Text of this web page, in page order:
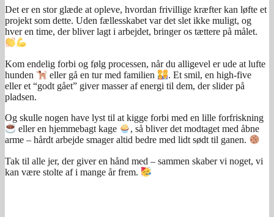
Det er en stor glæde at opleve, hvordan frivillige kræfter kan løfte et
projekt som dette. Uden fællesskabet var det slet ikke muligt, og
hver en time, der bliver lagt i arbejdet, bringer os tættere på målet.
Kom endelig forbi og følg processen, når du alligevel er ude at lufte
hunden
eller gå en tur med familien
. Et smil, en high-five
eller et “godt gået” giver masser af energi til dem, der slider på
pladsen.
Og skulle nogen have lyst til at kigge forbi med en lille forfriskning
eller en hjemmebagt kage
, så bliver det modtaget med åbne
arme – hårdt arbejde smager altid bedre med lidt sødt til ganen.
Tak til alle jer, der giver en hånd med – sammen skaber vi noget, vi
kan være stolte af i mange år frem.